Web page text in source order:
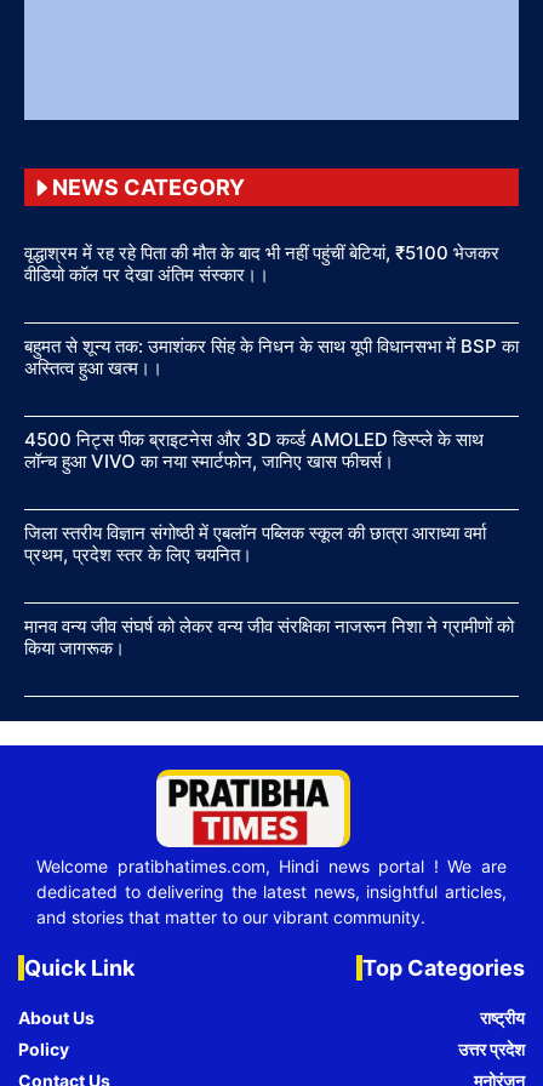
NEWS CATEGORY
वृद्धाश्रम में रह रहे पिता की मौत के बाद भी नहीं पहुंचीं बेटियां, ₹5100 भेजकर
वीडियो कॉल पर देखा अंतिम संस्कार।।
बहुमत से शून्य तक: उमाशंकर सिंह के निधन के साथ यूपी विधानसभा में BSP का
अस्तित्व हुआ खत्म।।
4500 निट्स पीक ब्राइटनेस और 3D कर्व्ड AMOLED डिस्प्ले के साथ
लॉन्च हुआ VIVO का नया स्मार्टफोन, जानिए खास फीचर्स।
जिला स्तरीय विज्ञान संगोष्ठी में एबलॉन पब्लिक स्कूल की छात्रा आराध्या वर्मा
प्रथम, प्रदेश स्तर के लिए चयनित।
मानव वन्य जीव संघर्ष को लेकर वन्य जीव संरक्षिका नाजरून निशा ने ग्रामीणों को
किया जागरूक।
Welcome pratibhatimes.com, Hindi news portal ! We are
dedicated to delivering the latest news, insightful articles,
and stories that matter to our vibrant community.
Quick Link
About Us
Policy
Contact Us
Top Categories
राष्ट्रीय
उत्तर प्रदेश
मनोरंजन